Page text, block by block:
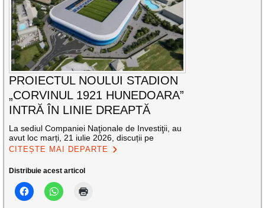
PROIECTUL NOULUI STADION
„CORVINUL 1921 HUNEDOARA”
INTRĂ ÎN LINIE DREAPTĂ
La sediul Companiei Naţionale de Investiţii, au
avut loc marți, 21 iulie 2026, discuții pe
CITEȘTE MAI DEPARTE
Distribuie acest articol